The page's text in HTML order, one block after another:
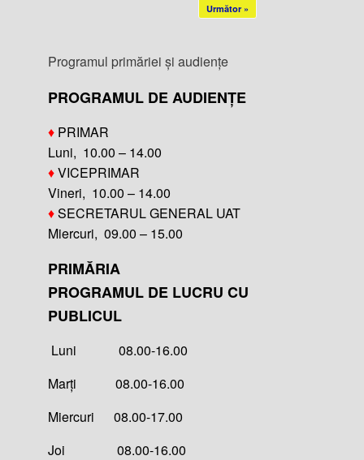
Următor »
Programul primăriei și audiențe
PROGRAMUL DE AUDIENȚE
♦ PRIMAR
Luni, 10.00 – 14.00
♦VICEPRIMAR
Vineri, 10.00 – 14.00
♦SECRETARUL GENERAL UAT
Miercuri, 09.00 – 15.00
PRIMĂRIA
PROGRAMUL DE LUCRU CU
PUBLICUL
Luni 08.00-16.00
Marți 08.00-16.00
Miercuri 08.00-17.00
Joi 08.00-16.00